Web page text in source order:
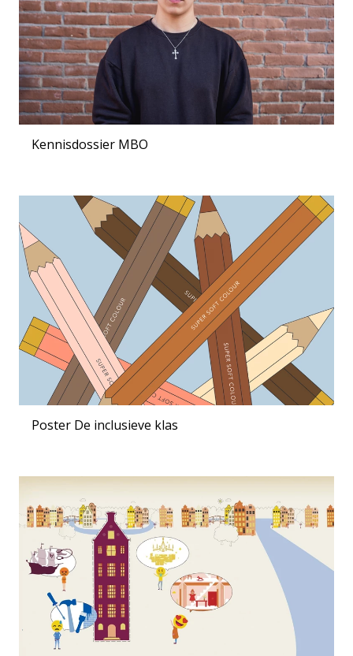
Kennisdossier MBO
Poster De inclusieve klas